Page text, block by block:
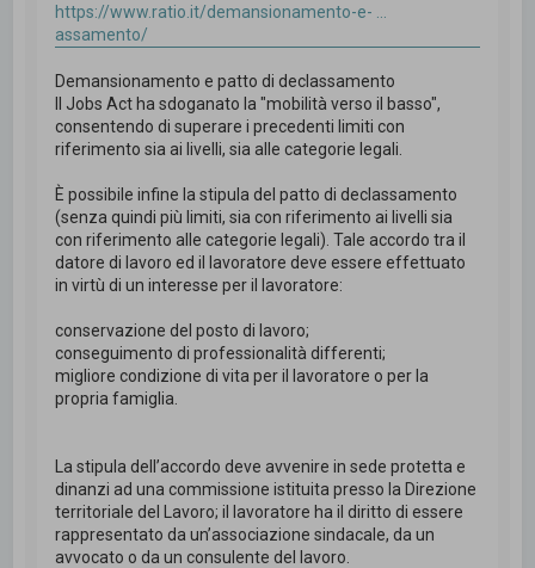
https://www.ratio.it/demansionamento-e- ...
assamento/
Demansionamento e patto di declassamento
Il Jobs Act ha sdoganato la "mobilità verso il basso",
consentendo di superare i precedenti limiti con
riferimento sia ai livelli, sia alle categorie legali.
È possibile infine la stipula del patto di declassamento
(senza quindi più limiti, sia con riferimento ai livelli sia
con riferimento alle categorie legali). Tale accordo tra il
datore di lavoro ed il lavoratore deve essere effettuato
in virtù di un interesse per il lavoratore:
conservazione del posto di lavoro;
conseguimento di professionalità differenti;
migliore condizione di vita per il lavoratore o per la
propria famiglia.
La stipula dell’accordo deve avvenire in sede protetta e
dinanzi ad una commissione istituita presso la Direzione
territoriale del Lavoro; il lavoratore ha il diritto di essere
rappresentato da un’associazione sindacale, da un
avvocato o da un consulente del lavoro.